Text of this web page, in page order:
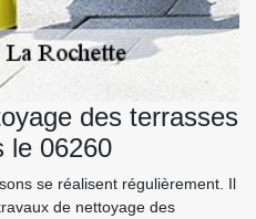
des terrasses
le 06260
se réalisent régulièrement. Il
de nettoyage des